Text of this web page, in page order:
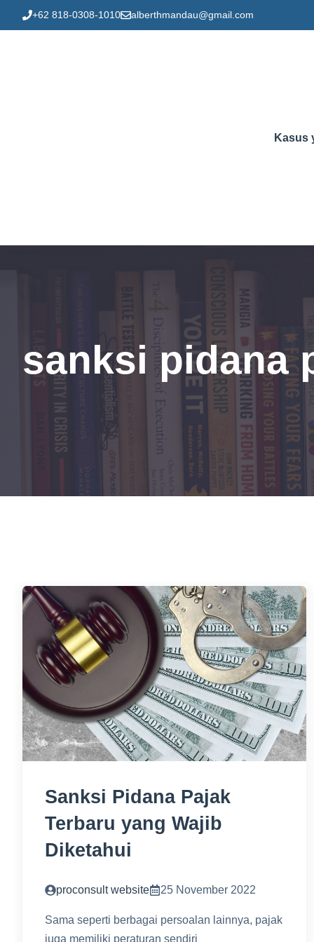
to
+62 818-0308-1010 alberthmandau@gmail.com
Kasus
sanksi pidana
Sanksi Pidana Pajak
Terbaru yang Wajib
Diketahui
proconsult website 25 November 2022
Sama seperti berbagai persoalan lainnya, pajak
juga memiliki peraturan sendiri